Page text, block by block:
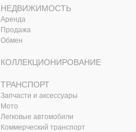
НЕДВИЖИМОСТЬ
Аренда
Продажа
Обмен
КОЛЛЕКЦИОНИРОВАНИЕ
ТРАНСПОРТ
Запчасти и аксессуары
Мото
Легковые автомобили
Коммерческий транспорт